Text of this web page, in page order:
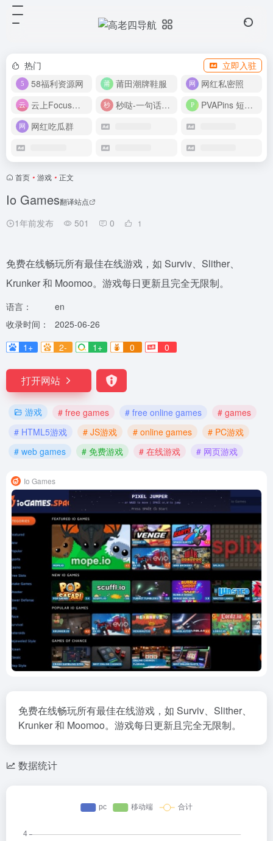
热门
立即入驻
58福利资源网
莆田潮牌鞋服
网红私密照
云上Focus接码平台
秒哒-一句话做应用
PVAPins 短信接码平台
网红吃瓜群
首页 • 游戏 • 正文
Io Games翻译站点
1年前发布 501 0 1
免费在线畅玩所有最佳在线游戏，如 Surviv、Slither、
Krunker 和 Moomoo。游戏每日更新且完全无限制。
语言：
en
收录时间：
2025-06-26
1+
2- 1+ 0 0
打开网站
游戏 # free games # free online games
# games
# HTML5游戏
# JS游戏 # online games
# PC游戏
# web games
# 免费游戏 # 在线游戏 # 网页游戏
Io Games
免费在线畅玩所有最佳在线游戏，如 Surviv、Slither、
Krunker 和 Moomoo。游戏每日更新且完全无限制。
数据统计